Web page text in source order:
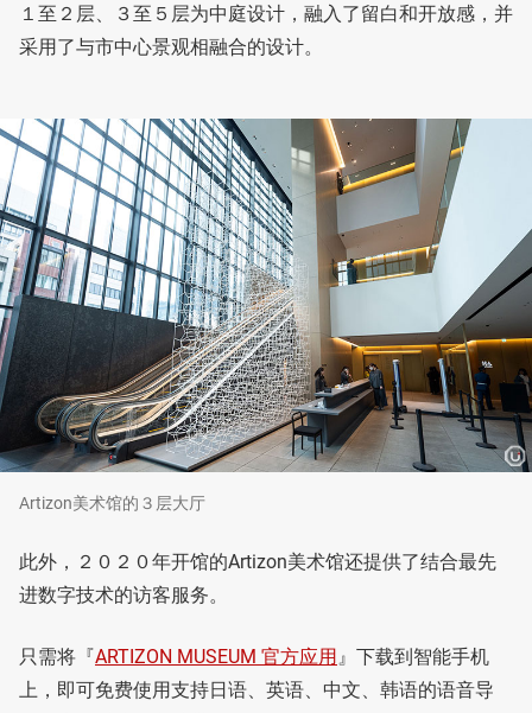
１至２层、３至５层为中庭设计，融入了留白和开放感，并
采用了与市中心景观相融合的设计。
Artizon美术馆的３层大厅
此外，２０２０年开馆的Artizon美术馆还提供了结合最先
进数字技术的访客服务。
只需将『ARTIZON MUSEUM 官方应用』下载到智能手机
上，即可免费使用支持日语、英语、中文、韩语的语音导